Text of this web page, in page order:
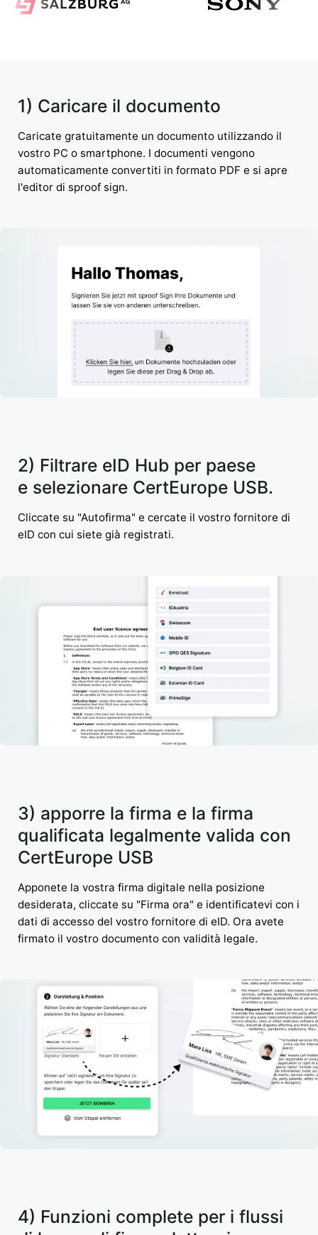
1) Caricare il documento
Caricate gratuitamente un documento utilizzando il
vostro PC o smartphone. I documenti vengono
automaticamente convertiti in formato PDF e si apre
l'editor di sproof sign.
2) Filtrare eID Hub per paese
e selezionare CertEurope USB.
Cliccate su "Autofirma" e cercate il vostro fornitore di
eID con cui siete già registrati.
3) apporre la firma e la firma
qualificata legalmente valida con
CertEurope USB
Apponete la vostra firma digitale nella posizione
desiderata, cliccate su "Firma ora" e identificatevi con i
dati di accesso del vostro fornitore di eID. Ora avete
firmato il vostro documento con validità legale.
4) Funzioni complete per i flussi